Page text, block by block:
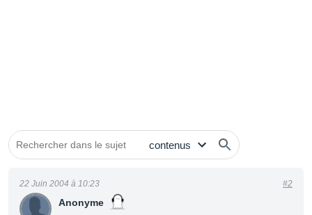
Anonyme
22 Juin 2004 à 10:23 #2